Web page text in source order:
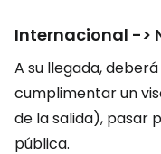
Internacional ->
A su llegada,
cumplimentar un
de la salida), pasar
pública.